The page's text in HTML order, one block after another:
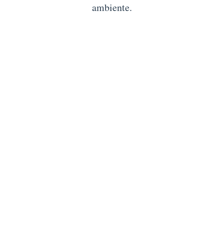
ambiente.